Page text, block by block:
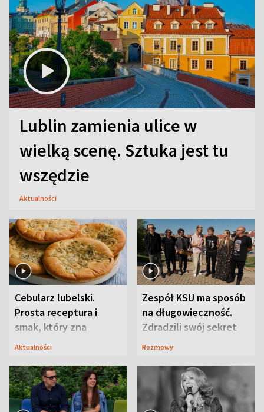
Lublin zamienia ulice w
wielką scenę. Sztuka jest tu
wszędzie
Aktualności
Cebularz lubelski.
Prosta receptura i
smak, który zna
Lubelszczyzna
Aktualności
Zespół KSU ma sposób
na długowieczność.
Zdradzili swój sekret
Rozmowy